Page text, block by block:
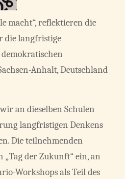
macht“, reflektieren die
die langfristige
Anhalt, Deutschland
an dieselben Schulen
langfristigen Denkens
Die teilnehmenden
der Zukunft“ ein, an
Workshops als Teil des